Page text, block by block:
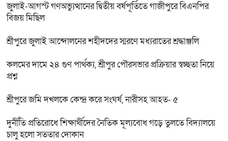
জুলাই-আগস্ট গণঅভ্যুত্থানের দ্বিতীয় বর্ষপূর্তিতে গাজীপুরে বিএনপির
বিজয় মিছিল
শ্রীপুরে জুলাই আন্দোলনের শহীদদের স্মরণে মধ্যরাতের শ্রদ্ধাঞ্জলি
কলমের দামে ২৪ গুণ পার্থক্য, শ্রীপুর পৌরসভার প্রক্রিয়ার স্বচ্ছতা নিয়ে
প্রশ্ন
শ্রীপুরে জমি দখলকে কেন্দ্র করে সংঘর্ষ, নারীসহ আহত- ৫
দুর্নীতি প্রতিরোধে শিক্ষার্থীদের নৈতিক মূল্যবোধ গড়ে তুলতে বিদ্যালয়ে
চালু হলো সততার দোকান